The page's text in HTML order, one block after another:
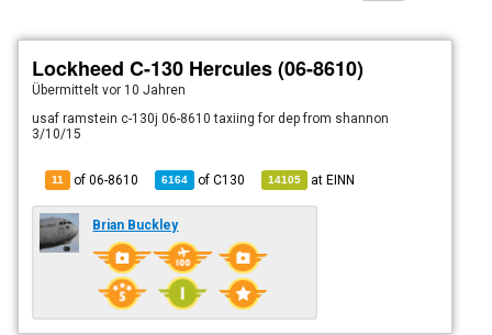
Lockheed C-130 Hercules (06-8610)
Übermitteltvor 10 Jahren
usaf ramstein c-130j 06-8610 taxiing for dep from shannon
3/10/15
11 of 06-8610 6164 ofC130 14105 atEINN
Brian Buckley